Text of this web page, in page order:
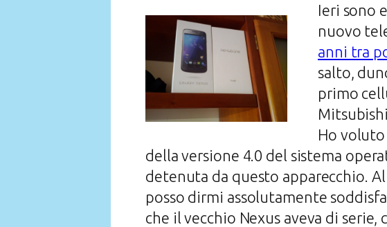
Ieri sono
nuovo
anni tra
salto,
primo
Mitsubishi
Ho
della versione 4.0 del sistema
detenuta da questo apparecchio.
posso dirmi assolutamente
che il vecchio Nexus aveva di serie,